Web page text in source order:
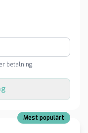
betalning.
Mest populärt